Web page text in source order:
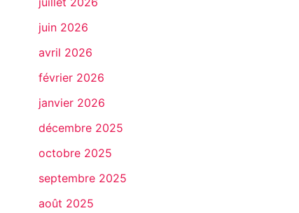
juin 2026
avril 2026
février 2026
janvier 2026
décembre 2025
octobre 2025
septembre 2025
août 2025